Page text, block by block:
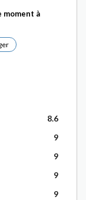
moment à
8.6
9
9
9
9